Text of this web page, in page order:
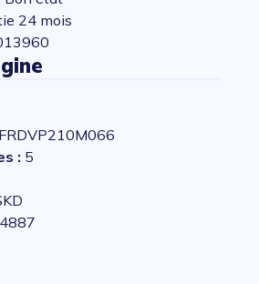
24 mois
: 5